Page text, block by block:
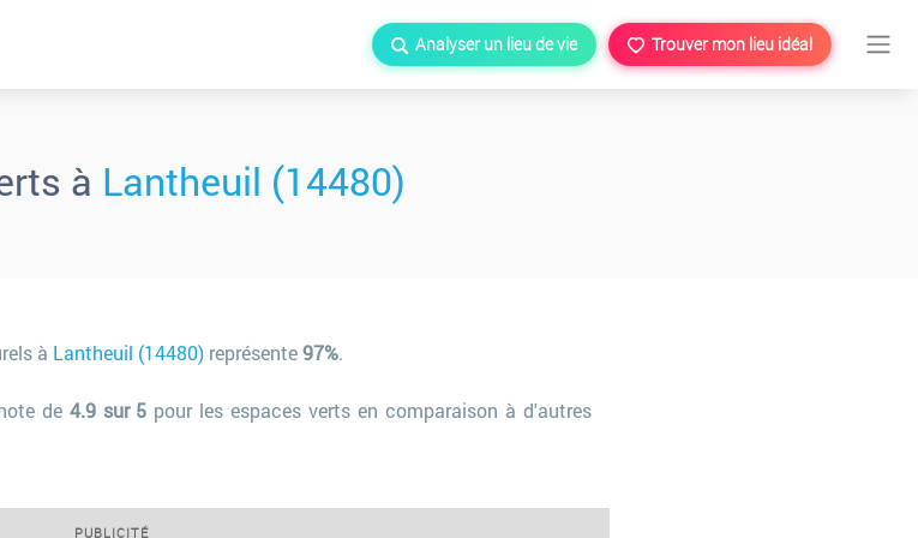
Analyser un lieu de vie Trouver mon lieu idéal
à Lantheuil (14480)
à Lantheuil (14480) représente97%.
de 4.9 sur 5 pour les espaces verts en comparaison à d'autres
PUBLICITÉ